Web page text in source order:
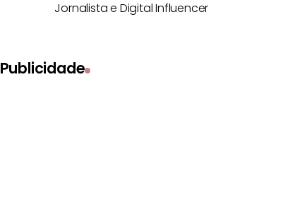
Jornalista e Digital Influencer
Publicidade